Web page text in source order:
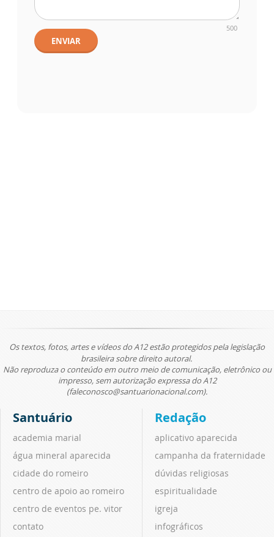
500
ENVIAR
Os textos, fotos, artes e vídeos do A12 estão protegidos pela legislação
brasileira sobre direito autoral.
Não reproduza o conteúdo em outro meio de comunicação, eletrônico ou
impresso, sem autorização expressa do A12
(faleconosco@santuarionacional.com).
Santuário
academia marial
água mineral aparecida
cidade do romeiro
centro de apoio ao romeiro
centro de eventos pe. vitor
contato
Redação
aplicativo aparecida
campanha da fraternidade
dúvidas religiosas
espiritualidade
igreja
infográficos